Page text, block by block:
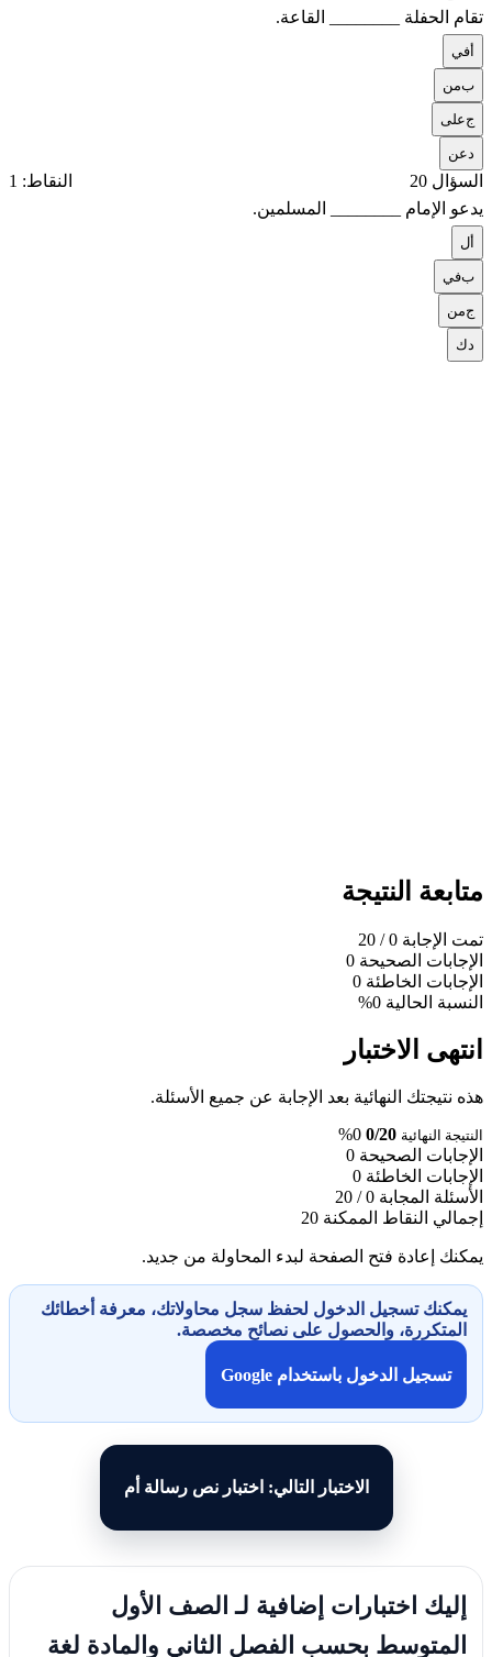
تقام الحفلة ________ القاعة.
في
بمن
جعلى
عن
السؤال 20
النقاط: 1
يدعو الإمام ________ المسلمين.
ل
بفي
جمن
ك
متابعة النتيجة
تمت الإجابة 0
/ 20
الإجابات الصحيحة 0
الإجابات الخاطئة 0
النسبة الحالية 0%
انتهى الاختبار
هذه نتيجتك النهائية بعد الإجابة عن جميع الأسئلة.
النتيجة النهائية 0/20
0%
الإجابات الصحيحة 0
الإجابات الخاطئة 0
الأسئلة المجابة 0 / 20
إجمالي النقاط الممكنة 20
يمكنك إعادة فتح الصفحة لبدء المحاولة من جديد.
يمكنك تسجيل الدخول لحفظ سجل محاولاتك، معرفة أخطائك
المتكررة، والحصول على نصائح مخصصة.
تسجيل الدخول باستخدام Google
الاختبار التالي: اختبار نص رسالة أم
إليك اختبارات إضافية لـ الصف الأول
المتوسط بحسب الفصل الثاني والمادة لغة